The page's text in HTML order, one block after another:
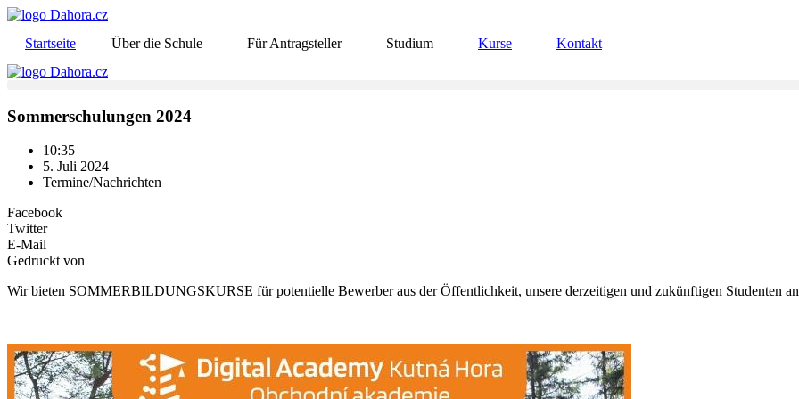
Startseite Über die Schule Für Antragsteller Studium Kurse Kontakt
Sommerschulungen 2024
10:35
5. Juli 2024
Termine/Nachrichten
Facebook
Twitter
E-Mail
Gedruckt von
Wir bieten SOMMERBILDUNGSKURSE für potentielle Bewerber aus der Öffentlichkeit, unsere derzeitigen und zukünftigen Studenten